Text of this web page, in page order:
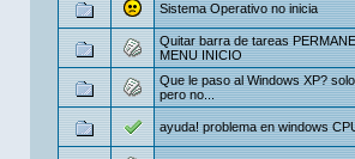
Sistema Operativo no inicia
Quitar barra de tareas
MENU INICIO
Que le paso al Windows XP?
pero no...
ayuda! problema en windows